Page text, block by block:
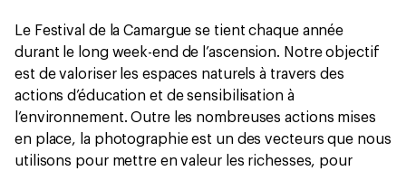
Le Festival de la Camargue se tient chaque année
durant le long week-end de l’ascension. Notre objectif
est de valoriser les espaces naturels à travers des
actions d’éducation et de sensibilisation à
l’environnement. Outre les nombreuses actions mises
en place, la photographie est un des vecteurs que nous
utilisons pour mettre en valeur les richesses, pour